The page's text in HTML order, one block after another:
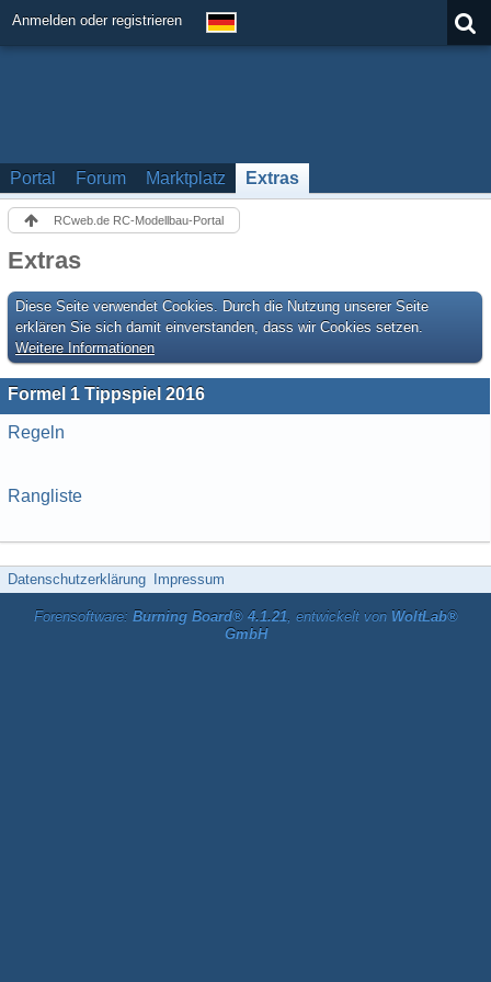
Anmelden oder registrieren
Portal Forum Marktplatz Extras
RCweb.de RC-Modellbau-Portal
Extras
Diese Seite verwendet Cookies. Durch die Nutzung unserer Seite
erklären Sie sich damit einverstanden, dass wir Cookies setzen.
Weitere Informationen
Formel 1 Tippspiel 2016
Regeln
Rangliste
Datenschutzerklärung Impressum
Forensoftware: Burning Board® 4.1.21, entwickelt von WoltLab®
GmbH